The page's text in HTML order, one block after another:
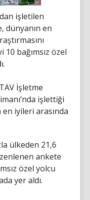
işletilen
dünyanın en
10 bağımsız özel
İşletme
işlettiği
iyileri arasında
ülkeden 21,6
ankete
özel yolcu
yer aldı.